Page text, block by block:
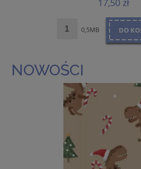
17,50 zł
0,5MB DO
NOWOŚCI